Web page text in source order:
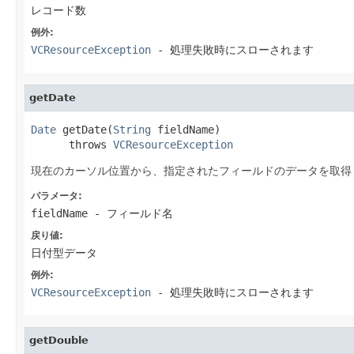
レコード数
例外:
VCResourceException - 処理失敗時にスローされます
getDate
Date getDate(String fieldName)
      throws
VCResourceException
現在のカーソル位置から、指定されたフィールドのデータを取
パラメータ:
fieldName - フィールド名
戻り値:
日付型データ
例外:
VCResourceException - 処理失敗時にスローされます
getDouble